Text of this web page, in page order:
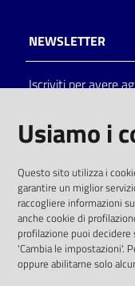
Catalogo
on line
Eventi
Chiedi al
bibliotecario
NEWSLETTER
Iscriviti per avere
solo alle
comunitaria 2003/
SOCIAL
Usiamo i
Questo sito utilizza i
garantire un miglior
raccogliere informazioni
anche cookie di
profilazione puoi
'Cambia le impostazioni'.
oppure abilitarne solo